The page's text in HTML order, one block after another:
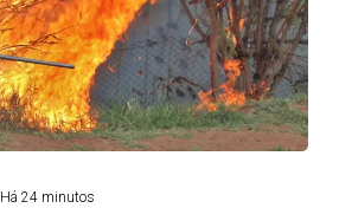
Há 24 minutos